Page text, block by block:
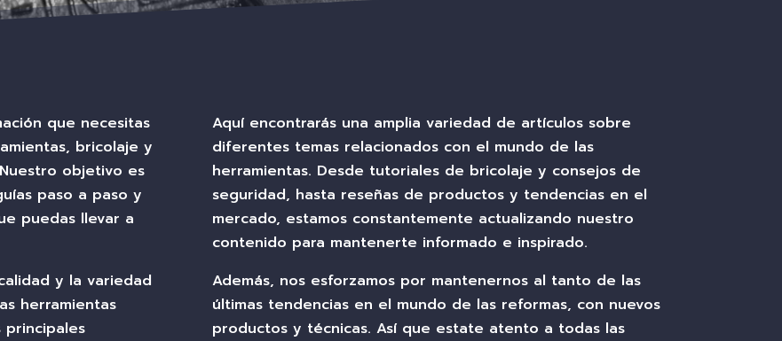
que necesitas
bricolaje y
objetivo es
paso a paso y
puedas llevar a
y la variedad
herramientas
principales
Aquí encontrarás una amplia variedad de artículos sobre
diferentes temas relacionados con el mundo de las
herramientas. Desde tutoriales de bricolaje y consejos de
seguridad, hasta reseñas de productos y tendencias en el
mercado, estamos constantemente actualizando nuestro
contenido para mantenerte informado e inspirado.
Además, nos esforzamos por mantenernos al tanto de las
últimas tendencias en el mundo de las reformas, con nuevos
productos y técnicas. Así que estate atento a todas las